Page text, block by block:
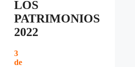
LOS
PATRIMONIOS
2022
3
de